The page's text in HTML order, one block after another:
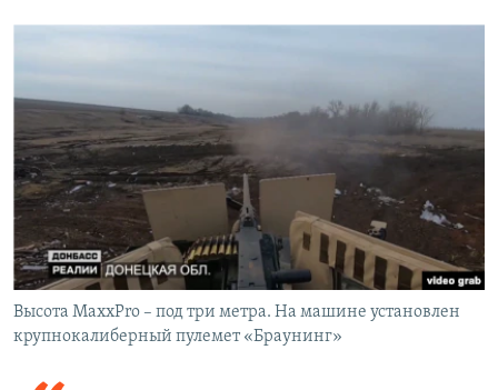
Высота MaxxPro – под три метра. На машине установлен
крупнокалиберный пулемет «Браунинг»